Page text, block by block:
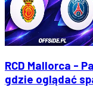
RCD Mallorca -
gdzie oglądać